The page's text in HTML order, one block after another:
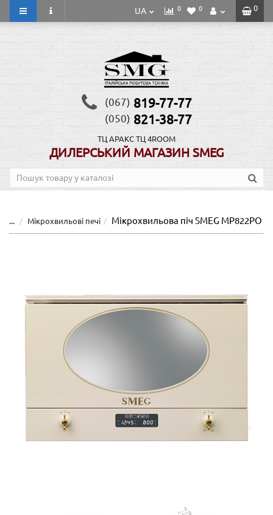
0
UA 0 0
(067) 819-77-77
(050) 821-38-77
ТЦ АРАКС ТЦ 4ROOM
ДИЛЕРСЬКИЙ МАГАЗИН SMEG
... Мікрохвильові печі Мікрохвильова піч SMEG MP822PO